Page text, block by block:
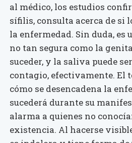
al médico, los estudios
sífilis, consulta acerca de si
la enfermedad. Sin duda, es
no tan segura como la
suceder, y la saliva puede
contagio, efectivamente. El
cómo se desencadena la
sucederá durante su
alarma a quienes no
existencia. Al hacerse